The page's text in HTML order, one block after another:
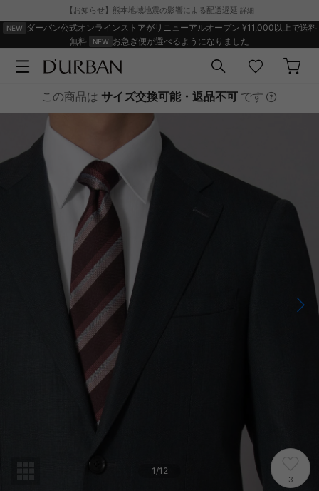
【お知らせ】熊本地域地震の影響による配送遅延 詳細
ダーバン公式オンラインストアがリニューアルオープン ¥11,000以上で送料
無料
お急ぎ便が選べるようになりました
この商品は サイズ交換可能・返品不可 です
1/12
3